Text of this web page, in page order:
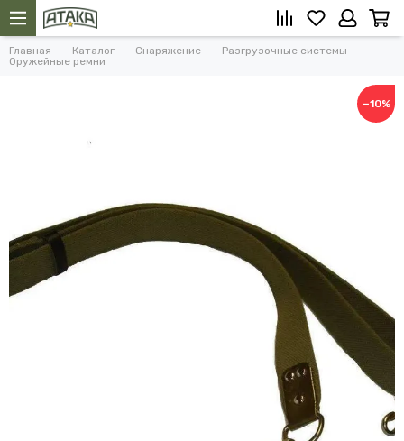
Главная Каталог Снаряжение
Разгрузочные системы
Оружейные ремни
−10%